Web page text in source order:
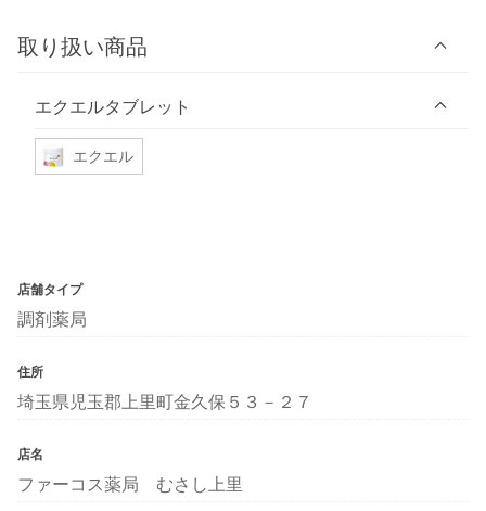
取り扱い商品
エクエルタブレット
エクエル
店舗タイプ
調剤薬局
住所
埼玉県児玉郡上里町金久保５３－２７
店名
ファーコス薬局 むさし上里